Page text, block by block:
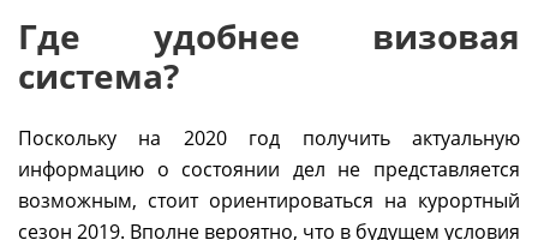
Где удобнее визовая
система?
Поскольку на 2020 год получить актуальную
информацию о состоянии дел не представляется
возможным, стоит ориентироваться на курортный
сезон 2019. Вполне вероятно, что в будущем условия